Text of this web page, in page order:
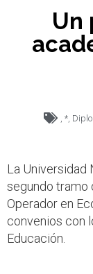
Un
*
La Universidad
segundo tramo
Operador en
convenios con
Educación.